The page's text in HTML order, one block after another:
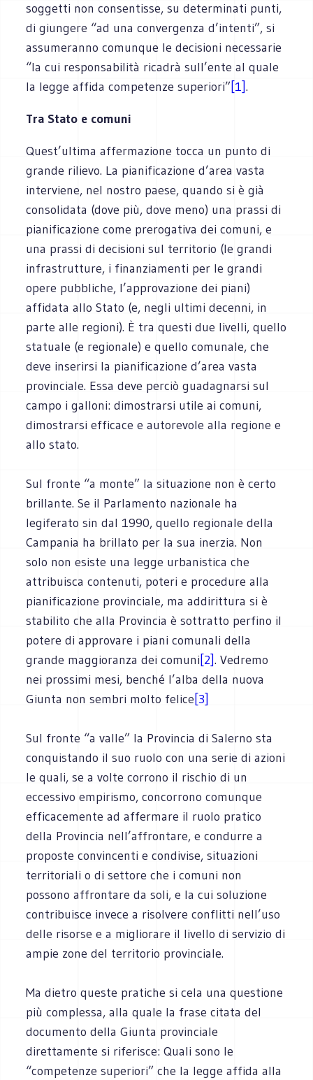
soggetti non consentisse, su determinati punti,
di giungere “ad una convergenza d’intenti”, si
assumeranno comunque le decisioni necessarie
“la cui responsabilità ricadrà sull’ente al quale
la legge affida competenze superiori”[1].
Tra Stato e comuni
Quest’ultima affermazione tocca un punto di
grande rilievo. La pianificazione d’area vasta
interviene, nel nostro paese, quando si è già
consolidata (dove più, dove meno) una prassi di
pianificazione come prerogativa dei comuni, e
una prassi di decisioni sul territorio (le grandi
infrastrutture, i finanziamenti per le grandi
opere pubbliche, l’approvazione dei piani)
affidata allo Stato (e, negli ultimi decenni, in
parte alle regioni). È tra questi due livelli, quello
statuale (e regionale) e quello comunale, che
deve inserirsi la pianificazione d’area vasta
provinciale. Essa deve perciò guadagnarsi sul
campo i galloni: dimostrarsi utile ai comuni,
dimostrarsi efficace e autorevole alla regione e
allo stato.
Sul fronte “a monte” la situazione non è certo
brillante. Se il Parlamento nazionale ha
legiferato sin dal 1990, quello regionale della
Campania ha brillato per la sua inerzia. Non
solo non esiste una legge urbanistica che
attribuisca contenuti, poteri e procedure alla
pianificazione provinciale, ma addirittura si è
stabilito che alla Provincia è sottratto perfino il
potere di approvare i piani comunali della
grande maggioranza dei comuni[2]. Vedremo
nei prossimi mesi, benché l’alba della nuova
Giunta non sembri molto felice[3]
Sul fronte “a valle” la Provincia di Salerno sta
conquistando il suo ruolo con una serie di azioni
le quali, se a volte corrono il rischio di un
eccessivo empirismo, concorrono comunque
efficacemente ad affermare il ruolo pratico
della Provincia nell’affrontare, e condurre a
proposte convincenti e condivise, situazioni
territoriali o di settore che i comuni non
possono affrontare da soli, e la cui soluzione
contribuisce invece a risolvere conflitti nell’uso
delle risorse e a migliorare il livello di servizio di
ampie zone del territorio provinciale.
Ma dietro queste pratiche si cela una questione
più complessa, alla quale la frase citata del
documento della Giunta provinciale
direttamente si riferisce: Quali sono le
“competenze superiori” che la legge affida alla